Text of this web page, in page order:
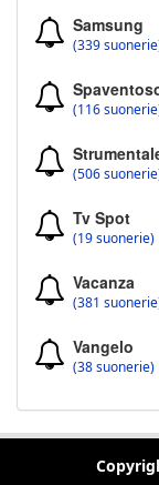
Samsung
(339
(116
(506
Tv Spot
(19 suonerie)
Vacanza
(381
Vangelo
(38 suonerie)